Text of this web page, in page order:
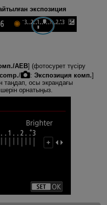
экспозиция
AEB] (фотосурет түсіру
/ : Экспозиция комп.]
таңдап, осы экрандағы
орнатыңыз.